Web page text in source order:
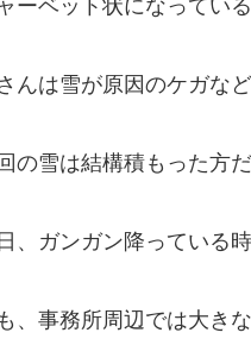
ーベット状になってい
んは雪が原因のケガな
の雪は結構積もった方だ
、ガンガン降っている
、事務所周辺では大き